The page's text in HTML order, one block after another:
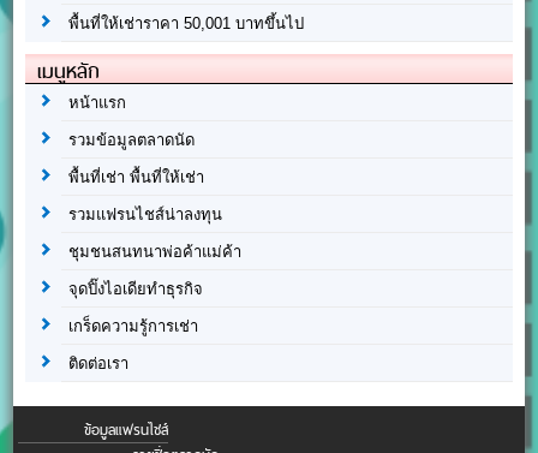
พื้นที่ให้เช่าราคา 50,001 บาทขึ้นไป
เมนูหลัก
หน้าแรก
รวมข้อมูลตลาดนัด
พื้นที่เช่า พื้นที่ให้เช่า
รวมแฟรนไชส์น่าลงทุน
ชุมชนสนทนาพ่อค้าแม่ค้า
จุดปิ๊งไอเดียทำธุรกิจ
เกร็ดความรู้การเช่า
ติดต่อเรา
ข้อมูลแฟรนไชส์